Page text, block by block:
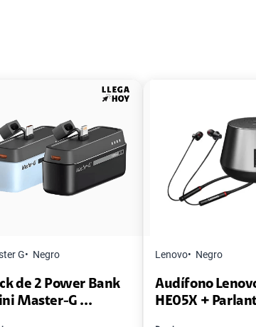
G Negro
de 2 Power Bank
Master-G ...
Lenovo Negro
Audífono
HE05X +